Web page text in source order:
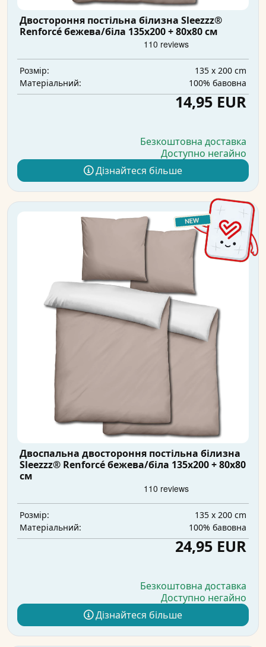
Двостороння постільна білизна Sleezzz®
Renforcé бежева/біла 135x200 + 80x80 см
Розмір:
135 x 200 cm
Матеріальний:
100% бавовна
14,95 EUR
Безкоштовна доставка
Доступно негайно
Дізнайтеся більше
Двоспальна двостороння постільна білизна
Sleezzz® Renforcé бежева/біла 135x200 + 80x80
см
Розмір:
135 x 200 cm
Матеріальний:
100% бавовна
24,95 EUR
Безкоштовна доставка
Доступно негайно
Дізнайтеся більше